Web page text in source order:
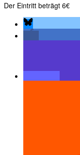
Der Eintritt beträgt 6€